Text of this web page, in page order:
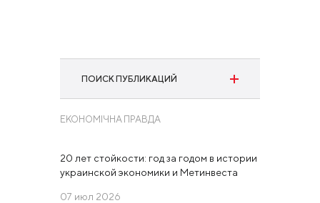
ПОИСК ПУБЛИКАЦИЙ
Категория:
выберите издание
ЕКОНОМІЧНА ПРАВДА
20 лет стойкости: год за годом в истории
украинской экономики и Метинвеста
07 июл 2026